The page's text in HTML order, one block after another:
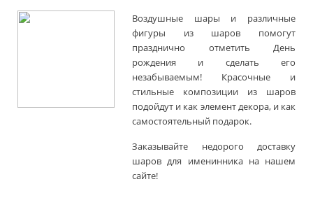
Воздушные шары и различные
фигуры из шаров помогут
празднично отметить День
рождения и сделать его
незабываемым! Красочные и
стильные композиции из шаров
подойдут и как элемент декора, и как
самостоятельный подарок.
Заказывайте недорого доставку
шаров для именинника на нашем
сайте!